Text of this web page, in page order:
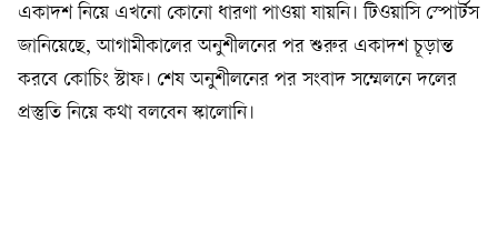
একাদশ নিয়ে এখনো কোনো ধারণা পাওয়া যায়নি। টিওয়াসি স্পোর্টস
জানিয়েছে, আগামীকালের অনুশীলনের পর শুরুর একাদশ চূড়ান্ত
করবে কোচিং স্টাফ। শেষ অনুশীলনের পর সংবাদ সম্মেলনে দলের
প্রস্তুতি নিয়ে কথা বলবেন স্কালোনি।